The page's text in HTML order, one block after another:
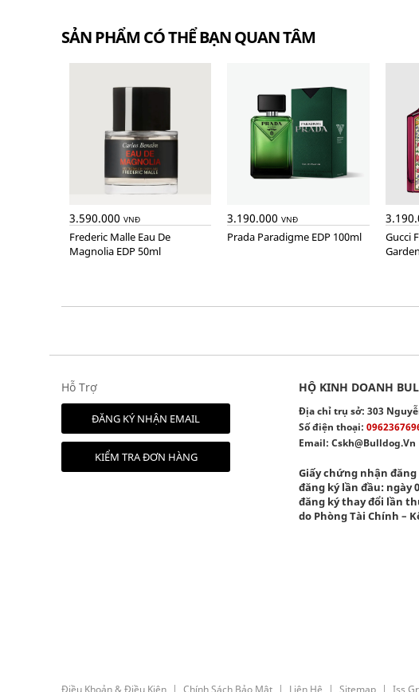
SẢN PHẨM CÓ THỂ BẠN QUAN TÂM
3.590.000 VNĐ
Frederic Malle Eau De
Magnolia EDP 50ml
3.190.000VNĐ
Prada Paradigme EDP 100ml
Gucci Flora Gorgeous
Hỗ Trợ
ĐĂNG KÝ NHẬN EMAIL
KIỂM TRA ĐƠN HÀNG
HỘ KINH DOANH
Địa chỉ trụ sở: 303
Số điện thoại:
Email: Cskh@bulldog.vn
Giấy chứng nhận đăng
đăng ký lần đầu: ngày
đăng ký thay đổi lần
do Phòng Tài Chính –